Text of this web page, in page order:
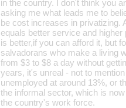
in the country. I don't think you
asking me what leads me to
be cost increases in privatizing.
equals better service and
is better,if you can afford it, but
salvadorans who make a living
from $3 to $8 a day without
years, it's unreal - not to
unemployed at around 13%, or
the informal sector, which is
the country's work force.